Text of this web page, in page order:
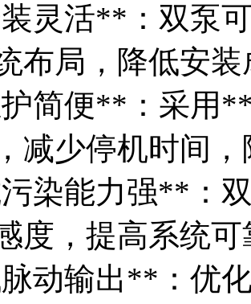
灵活**：双泵
布局，降低安装
简便**：采用
减少停机时间
染能力强**：
度，提高系统
动输出**：优